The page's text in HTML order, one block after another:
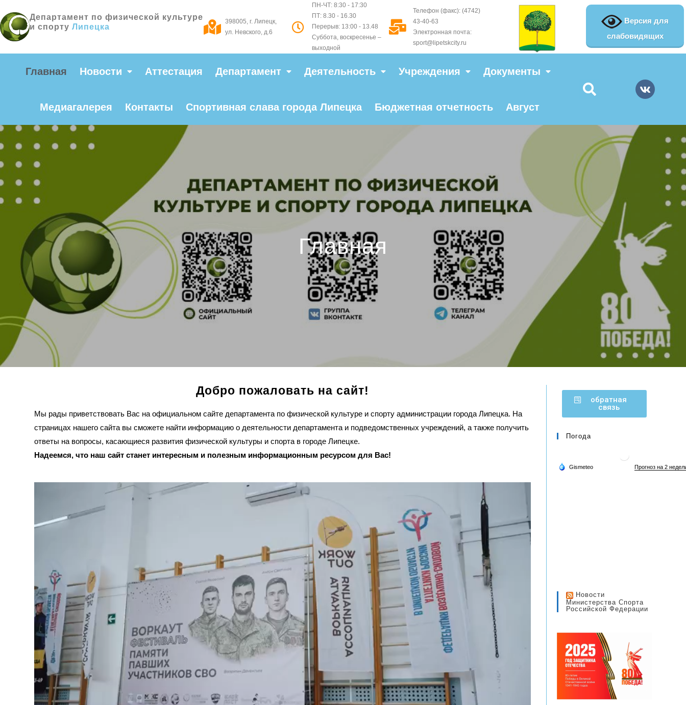
Департамент по физической культуре
и спорту администрации
398005, г. Липецк,
ул. Невского, д.6
ПН-ЧТ: 8:30 - 17:30
ПТ: 8.30 - 16.30
Перерыв: 13:00 - 13.48
Суббота, воскресенье –
выходной
Телефон (факс): (4742)
43-40-63
Электронная почта:
sport@lipetskcity.ru
Версия для
слабовидящих
Главная Новости Аттестация Департамент Деятельность Учреждения Документы
Медиагалерея Контакты Спортивная слава города Липецка Бюджетная отчетность Август
Главная
Добро пожаловать на сайт!
Мы рады приветствовать Вас на официальном сайте департамента по физической культуре и спорту администрации города Липецка. На
страницах нашего сайта вы сможете найти информацию о деятельности департамента и подведомственных учреждений, а также получить
ответы на вопросы, касающиеся развития физической культуры и спорта в городе Липецке.
Надеемся, что наш сайт станет интересным и полезным информационным ресурсом для Вас!
обратная
связь
Погода
Новости
Министерства Спорта
Российской Федерации